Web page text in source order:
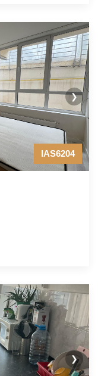
❯
IAS6204
❯